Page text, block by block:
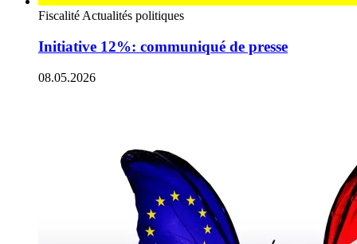
Fiscalité Actualités politiques
Initiative 12%: communiqué de presse
08.05.2026